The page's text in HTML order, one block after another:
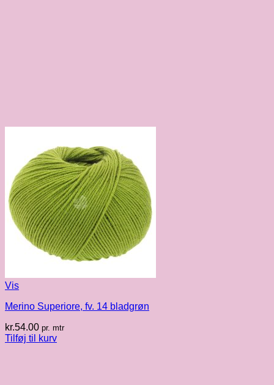
Vis
Merino Superiore, fv. 14 bladgrøn
kr.54.00 pr. mtr
Tilføj til kurv